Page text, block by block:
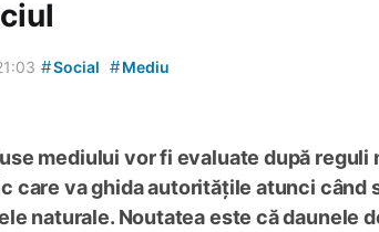
#Social #Mediu
mediului vor fi evaluate după reguli
care va ghida autoritățile atunci când
naturale. Noutatea este că daunele